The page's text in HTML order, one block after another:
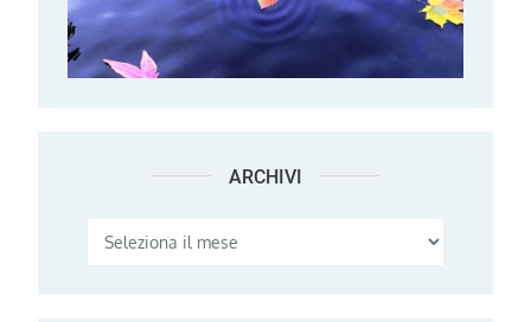
ARCHIVI Archivi